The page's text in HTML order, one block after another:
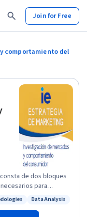
Join for Free
comportamiento del
de dos bloques
para
investigación real,
de Mercado.
Status: Data Analysis
Data Analysis